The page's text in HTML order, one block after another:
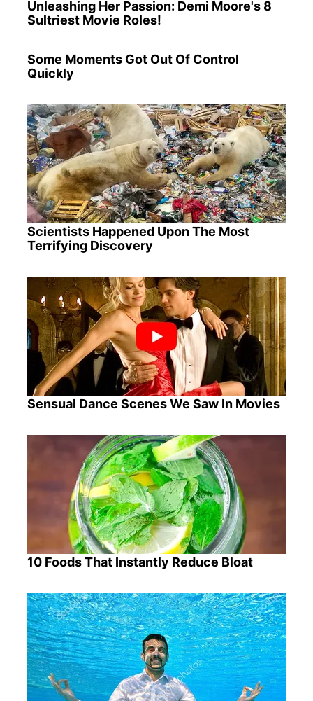
Unleashing Her Passion: Demi Moore's 8
Sultriest Movie Roles!
Some Moments Got Out Of Control
Quickly
Scientists Happened Upon The Most
Terrifying Discovery
Sensual Dance Scenes We Saw In Movies
10 Foods That Instantly Reduce Bloat